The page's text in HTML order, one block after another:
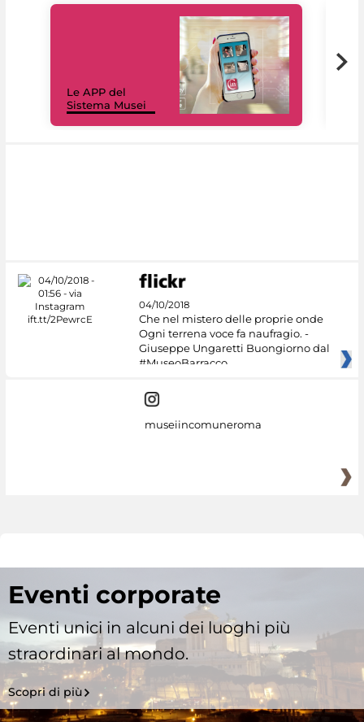
Le APP del
Sistema Musei
04/10/2018
Che nel mistero delle proprie onde
Ogni terrena voce fa naufragio. -
Giuseppe Ungaretti Buongiorno dal
#MuseoBarracco
museiincomuneroma
Eventi corporate
Eventi unici in alcuni dei luoghi più
straordinari al mondo.
Scopri di più